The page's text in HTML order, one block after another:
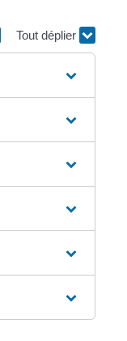
Tout déplier